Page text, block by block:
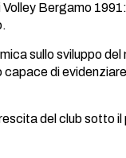
Bergamo
sullo sviluppo
di
del club sotto